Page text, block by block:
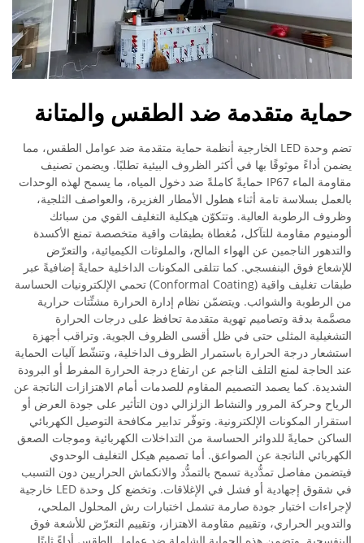
حماية متقدمة ضد الطقس والمتانة
تضم وحدة LED الخارجية أنظمة حماية متقدمة ضد عوامل الطقس، مما
يضمن أداءً موثوقًا بها في أكثر الظروف البيئية تطلبًا. ويضمن تصنيف
مقاومة الماء IP67 حمايةً كاملةً ضد دخول المياه، ما يسمح لهذه الوحدات
بالعمل بسلاسة تامة أثناء هطول الأمطار الغزيرة، والعواصف الثلجية،
وظروف الرطوبة العالية. وتتكوّن هيكلية التغليف القوي من سبائك
ألومنيوم مقاومة للتآكل، مُغطاة بطبقات واقية متخصصة تمنع الأكسدة
والتدهور الناجمين عن الهواء المالح، والملوثات الكيميائية، والتعرّض
للإشعاع فوق البنفسجي. كما تتلقى المكونات الداخلية حمايةً إضافيةً عبر
طبقات تغليف واقية (Conformal Coating) تحمي الإلكترونيات الحساسة
من الرطوبة والشوائب. ويتضمّن نظام إدارة الحرارة مشتِّتات حرارية
مصمَّمة بدقة وتصاميم تهوية متقدمة تحافظ على درجات الحرارة
التشغيلية المثلى حتى في ظل أقسى الظروف الجوية. وتراقب أجهزة
استشعار درجة الحرارة باستمرار الظروف الداخلية، وتنشّط آليات الحماية
عند الحاجة لمنع التلف الناجم عن ارتفاع درجة الحرارة المفرط أو البرودة
الشديدة. كما يصمد التصميم المقاوم للصدمات أمام الاهتزازات الناتجة عن
الرياح وحركة المرور والنشاط الزلزالي دون التأثير على جودة العرض أو
استقرار المكونات الإلكترونية. وتوفّر تدابير مكافحة التوصيل الكهربائي
الساكن حمايةً للدوائر الحساسة من التداخلات الكهربائية وموجات الصعق
الكهربائي الناتجة عن الصواعق. أما تصميم هيكل التغليف الوحدوي
فيتضمن مفاصل تمدُّدية تسمح بالتمدُّد والانكماش الحراريين دون التسبب
في شقوق إجهادية أو فشل في الإغلاقات. وتخضع كل وحدة LED خارجية
لإجراءات اختبار جودة صارمة تشمل اختبارات رش المحلول الملحي،
والتدوير الحراري، وتقييم مقاومة الاهتزاز، وتقييم التعرّض للأشعة فوق